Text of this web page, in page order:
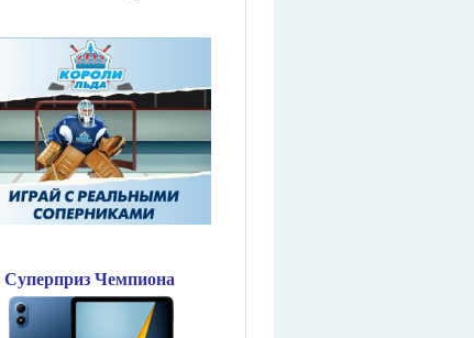
Суперприз Чемпиона